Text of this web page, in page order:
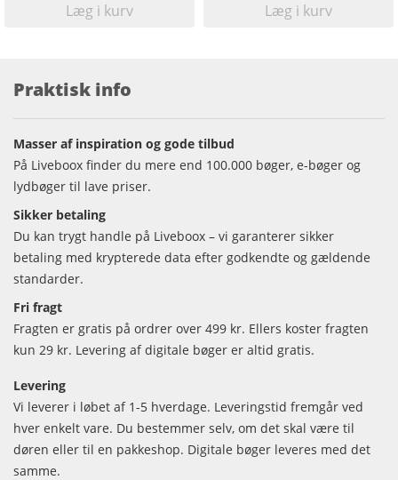
Læg i kurv Læg i kurv
Praktisk info
Masser af inspiration og gode tilbud
På Liveboox finder du mere end 100.000 bøger, e-bøger og
lydbøger til lave priser.
Sikker betaling
Du kan trygt handle på Liveboox – vi garanterer sikker
betaling med krypterede data efter godkendte og gældende
standarder.
Fri fragt
Fragten er gratis på ordrer over 499 kr. Ellers koster fragten
kun 29 kr. Levering af digitale bøger er altid gratis.
Levering
Vi leverer i løbet af 1-5 hverdage. Leveringstid fremgår ved
hver enkelt vare. Du bestemmer selv, om det skal være til
døren eller til en pakkeshop. Digitale bøger leveres med det
samme.